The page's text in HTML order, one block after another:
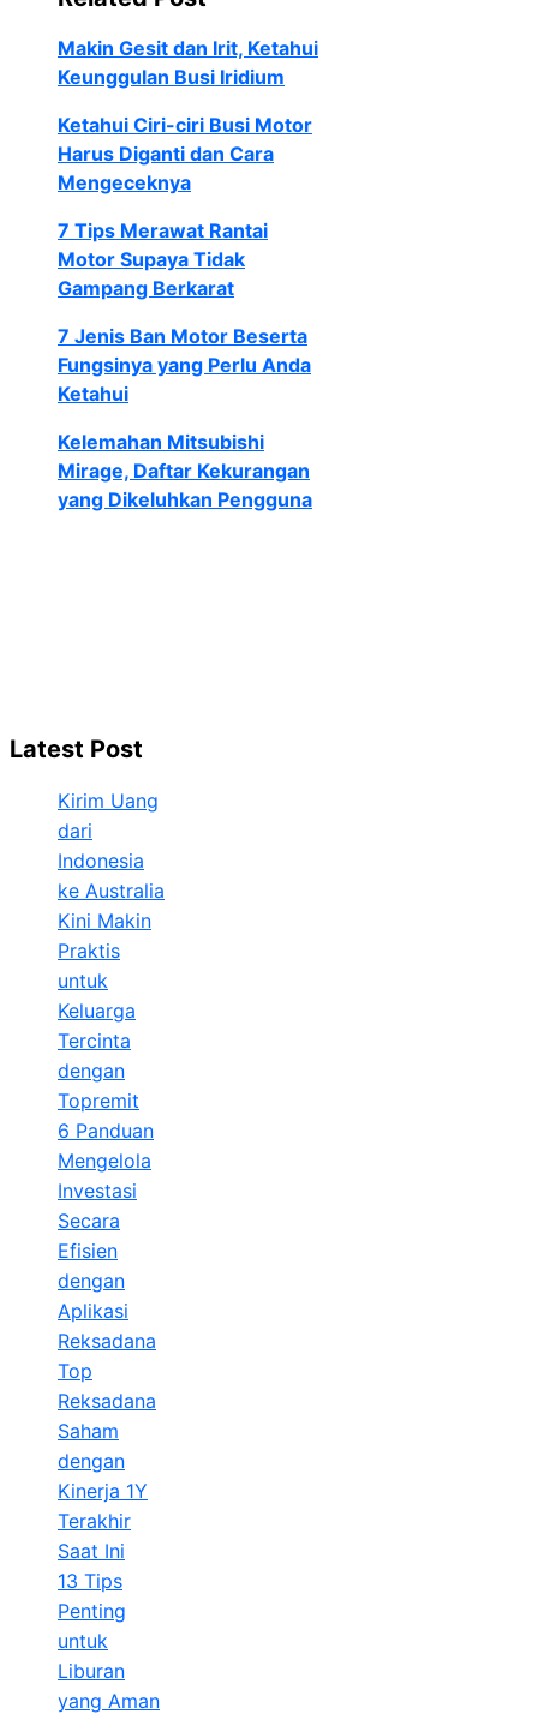
Makin Gesit dan Irit, Ketahui
Keunggulan Busi Iridium
Ketahui Ciri-ciri Busi Motor
Harus Diganti dan Cara
Mengeceknya
7 Tips Merawat Rantai
Motor Supaya Tidak
Gampang Berkarat
7 Jenis Ban Motor Beserta
Fungsinya yang Perlu Anda
Ketahui
Kelemahan Mitsubishi
Mirage, Daftar Kekurangan
yang Dikeluhkan Pengguna
Latest Post
Kirim Uang
dari
Indonesia
ke Australia
Kini Makin
Praktis
untuk
Keluarga
Tercinta
dengan
Topremit
6 Panduan
Mengelola
Investasi
Secara
Efisien
dengan
Aplikasi
Reksadana
Top
Reksadana
Saham
dengan
Kinerja 1Y
Terakhir
Saat Ini
13 Tips
Penting
untuk
Liburan
yang Aman